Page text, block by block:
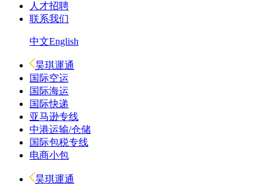
人才招聘
联系我们
中文English
昊琪運通
国际空运
国际海运
国际快递
亚马逊专线
中港运输/仓储
国际包税专线
电商小包
昊琪運通